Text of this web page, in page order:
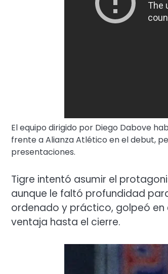
El equipo dirigido por Diego Dabove
frente a Alianza Atlético en el debut,
presentaciones.
Tigre intentó asumir el
aunque le faltó profundidad
ordenado y práctico, golpeó en
ventaja hasta el cierre.